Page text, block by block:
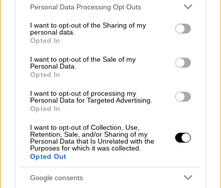
Please note that this website/app uses one or more Google
not limited to your visit or usage behaviour. You may click to
grant or deny consent to Google and its third-party tags to
use your data for below specified purposes in below Google
consent section.
Personal Data Processing Opt Outs
I want to opt-out of the Sharing of my
personal data.
Opted In
I want to opt-out of the Sale of my
Personal Data.
Opted In
I want to opt-out of processing my
Personal Data for Targeted Advertising.
Opted In
I want to opt-out of Collection, Use,
Retention, Sale, and/or Sharing of my
Personal Data that Is Unrelated with the
Purposes for which it was collected.
Opted Out
Google consents
Εκτιμάται πως το όπλο μπορεί
μείωση του κινδύνου απωλειών
μεταξύ
των αμάχων, διασφαλίζοντας ότι πλήττεται
Τα πυρομαχικά ακριβείας, αν και ακριβότερα
να είναι πιο αποδοτικά σε μακροπρόθεσμη
. Αυτό οφείλεται στο γεγονός ότι
πρέπει ναεκτοξευθούν λιγότερες σφαίρες
για να επιτευχθεί το επιθυμητό αποτέλεσμα,
μειώνοντας τη δαπάνη πυρομαχικών
צה"ל תקף לפני זמן קצר מטרות צבאיות